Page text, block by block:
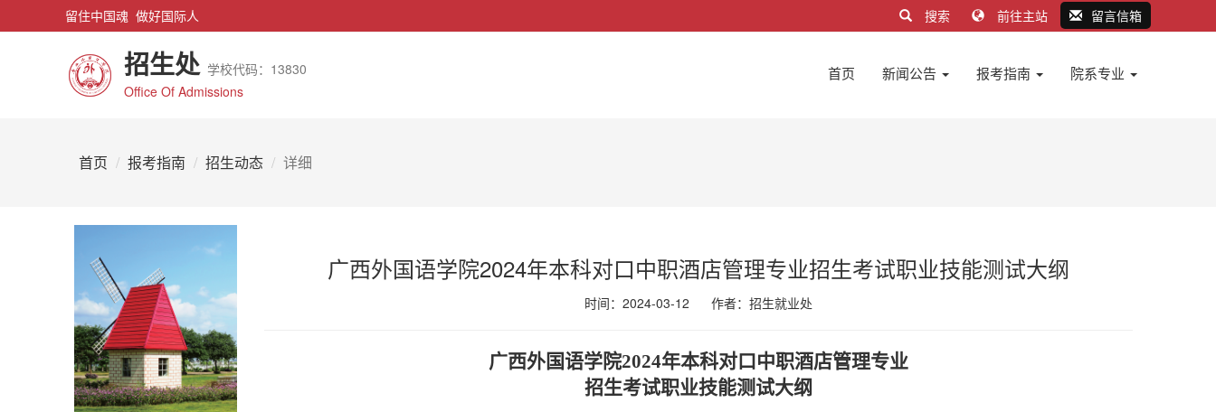
留住中国魂 做好国际人 搜索 前往主站 留言信箱
招生处 学校代码：13830
Office Of Admissions
首页 新闻公告 报考指南 院系专业
首页 报考指南 招生动态 详细
广西外国语学院2024年本科对口中职酒店管理专业招生考试职业技能测试大纲
时间：2024-03-12 作者：招生就业处
广西外国语学院2024年本科对口中职酒店管理专业
招生考试职业技能测试大纲